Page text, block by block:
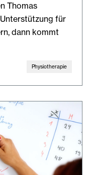
Thomas
für
dann kommt
Physiotherapie